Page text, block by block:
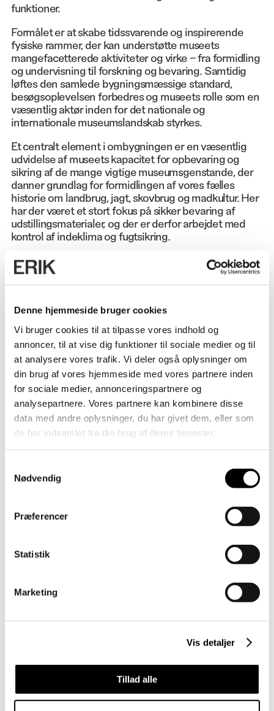
Denne hjemmeside bruger cookies
Vi bruger cookies til at tilpasse vores indhold og
annoncer, til at vise dig funktioner til sociale medier og til
at analysere vores trafik. Vi deler også oplysninger om
din brug af vores hjemmeside med vores partnere inden
for sociale medier, annonceringspartnere og
analysepartnere. Vores partnere kan kombinere disse
data med andre oplysninger, du har givet dem, eller som
de har indsamlet fra din brug af deres tjenester.
Nødvendig
Præferencer
Statistik
Marketing
Vis detaljer
Tillad alle
funktioner.
Formålet er at skabe tidssvarende og inspirerende
fysiske rammer, der kan understøtte museets
mangefacetterede aktiviteter og virke – fra formidling
og undervisning til forskning og bevaring. Samtidig
løftes den samlede bygningsmæssige standard,
besøgsoplevelsen forbedres og museets rolle som en
væsentlig aktør inden for det nationale og
internationale museumslandskab styrkes.
Et centralt element i ombygningen er en væsentlig
udvidelse af museets kapacitet for opbevaring og
sikring af de mange vigtige museumsgenstande, der
danner grundlag for formidlingen af vores fælles
historie om landbrug, jagt, skovbrug og madkultur. Her
har der været et stort fokus på sikker bevaring af
udstillingsmaterialer, og der er derfor arbejdet med
kontrol af indeklima og fugtsikring.
OMFANG
10.000 m²
ADRESSE
Gl. Estrup, Auning
ANVENDELSE
Museum
Totalrådgivning
BYGHERRE
Det Grønne Museum og Bygningsstyrelsen
SAMARBEJDSPARTNERE